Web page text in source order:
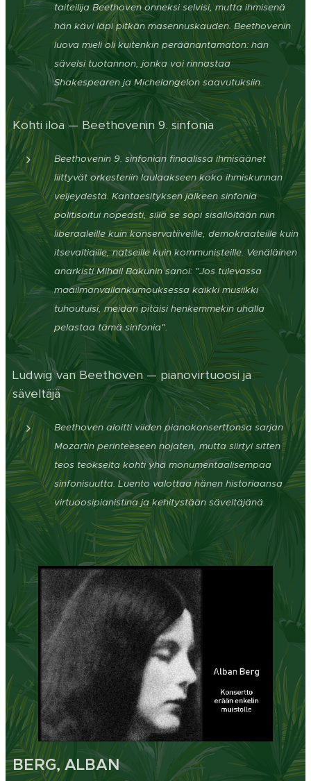
taiteilija Beethoven onneksi selvisi, mutta ihmisenä
hän kävi läpi pitkän masennuskauden. Beethovenin
luova mieli oli kuitenkin peräänantamaton: hän
sävelsi tuotannon, jonka voi rinnastaa
Shakespearen ja Michelangelon saavutuksiin.
Kohti iloa — Beethovenin 9. sinfonia
Beethovenin 9. sinfonian finaalissa ihmisäänet
liittyvät orkesteriin laulaakseen koko ihmiskunnan
veljeydestä. Kantaesityksen jälkeen sinfonia
politisoitui nopeasti, sillä se sopi sisällöltään niin
liberaaleille kuin konservatiiveille, demokraateille kuin
itsevaltiaille, natseille kuin kommunisteille. Venäläinen
anarkisti Mihail Bakunin sanoi: "Jos tulevassa
maailmanvallankumouksessa kaikki musiikki
tuhoutuisi, meidän pitäisi henkemmekin uhalla
pelastaa tämä sinfonia".
Ludwig van Beethoven — pianovirtuoosi ja
säveltäjä
Beethoven aloitti viiden pianokonserttonsa sarjan
Mozartin perinteeseen nojaten, mutta siirtyi sitten
teos teokselta kohti yhä monumentaalisempaa
sinfonisuutta. Luento valottaa hänen historiaansa
virtuoosipianistina ja kehitystään säveltäjänä.
BERG, ALBAN